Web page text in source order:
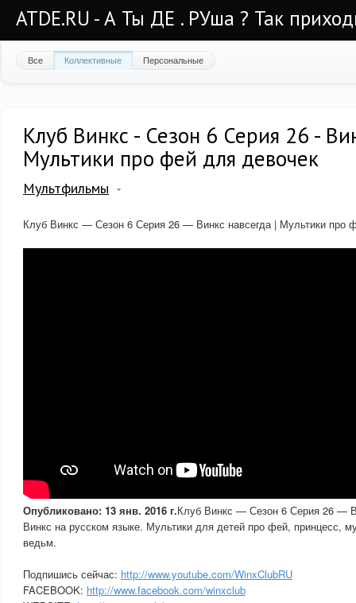
ATDE.RU - А Ты ДЕ . РУша ? Так
Все Коллективные Персональные
Клуб Винкс - Сезон 6 Серия 26 -
Мультики про фей для девочек
Мультфильмы
Клуб Винкс — Сезон 6 Серия 26 — Винкс навсегда | Мультики про
Опубликовано: 13 янв. 2016 г.Клуб Винкс — Сезон 6 Серия 26 —
Винкс на русском языке. Мультики для детей про фей, принцесс,
ведьм.
Подпишись сейчас: http://www.youtube.com/WinxClubRU
FACEBOOK: http://www.facebook.com/winxclub